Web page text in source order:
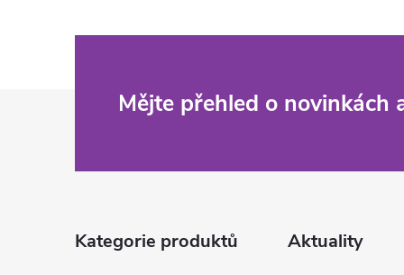
Mějte přehled o novinkách
Kategorie produktů Aktuality